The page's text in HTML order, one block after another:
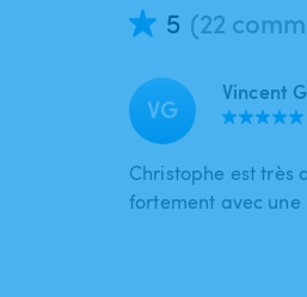
5 (22
VG Vincent G
Christophe est très
fortement avec